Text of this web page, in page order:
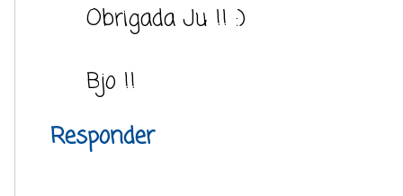
Obrigada Ju !! :)
Bjo !!
Responder